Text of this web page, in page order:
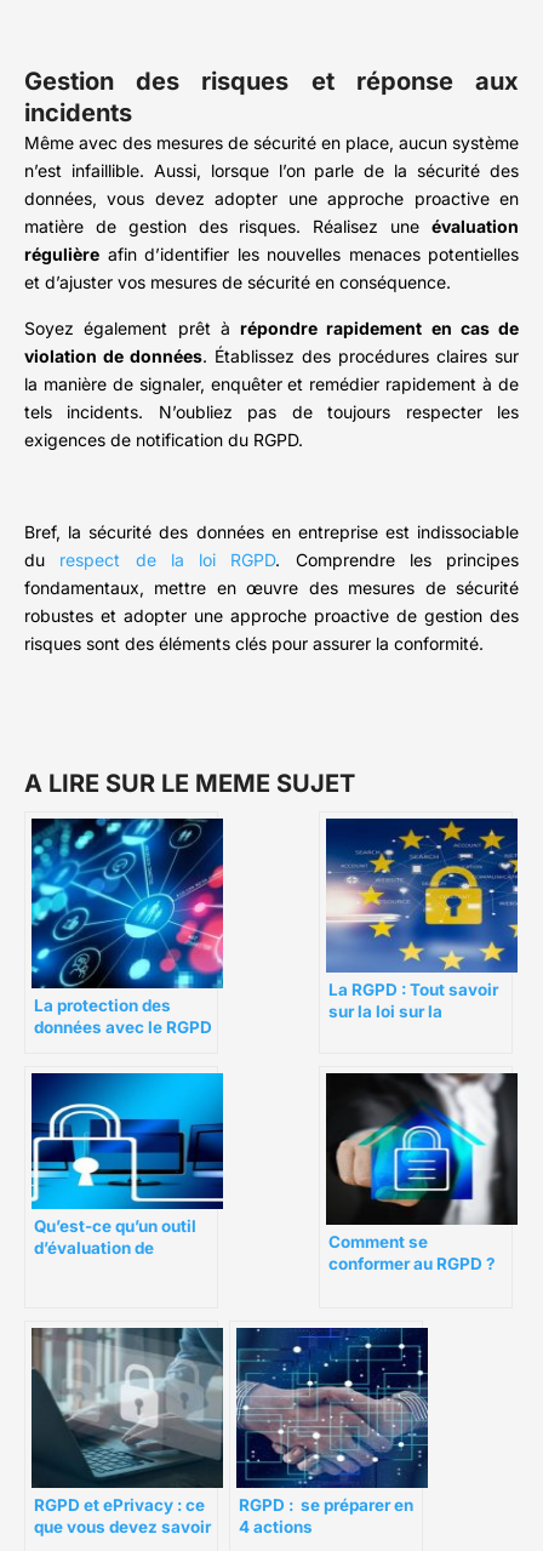
Gestion des risques et réponse aux
incidents
Même avec des mesures de sécurité en place, aucun système
n’est infaillible. Aussi, lorsque l’on parle de la sécurité des
données, vous devez adopter une approche proactive en
matière de gestion des risques. Réalisez une évaluation
régulière afin d’identifier les nouvelles menaces potentielles
et d’ajuster vos mesures de sécurité en conséquence.
Soyez également prêt à répondre rapidement en cas de
violation de données. Établissez des procédures claires sur
la manière de signaler, enquêter et remédier rapidement à de
tels incidents. N’oubliez pas de toujours respecter les
exigences de notification du RGPD.
Bref, la sécurité des données en entreprise est indissociable
du respect de la loi RGPD. Comprendre les principes
fondamentaux, mettre en œuvre des mesures de sécurité
robustes et adopter une approche proactive de gestion des
risques sont des éléments clés pour assurer la conformité.
A LIRE SUR LE MEME SUJET
La protection des
données avec le RGPD
La RGPD : Tout savoir
sur la loi sur la
Qu’est-ce qu’un outil
d’évaluation de
Comment se
conformer au RGPD ?
RGPD et ePrivacy : ce
que vous devez savoir
RGPD : se préparer en
4 actions